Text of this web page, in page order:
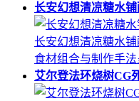
长安幻想清凉糖水
长安幻想清凉糖水
食材组合与制作手
艾尔登法环烧树CG